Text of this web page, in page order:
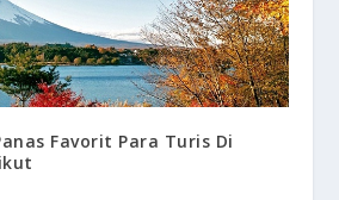
Favorit Para Turis Di